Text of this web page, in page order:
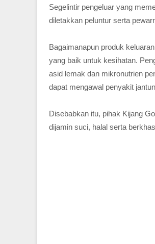
Segelintir pengeluar yang
diletakkan peluntur serta
Bagaimanapun produk
yang baik untuk kesihatan.
asid lemak dan mikronutrien
dapat mengawal penyakit
Disebabkan itu, pihak Kijang
dijamin suci, halal serta